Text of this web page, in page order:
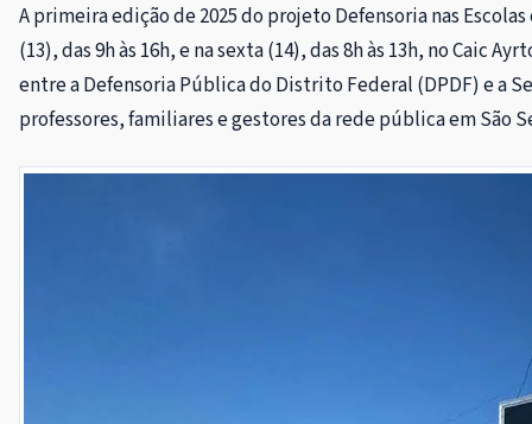
A primeira edição de 2025 do projeto Defensoria nas
(13), das 9h às 16h, e na sexta (14), das 8h às 13h, no Caic
entre a Defensoria Pública do Distrito Federal (DPDF) e a
professores, familiares e gestores da rede pública em São